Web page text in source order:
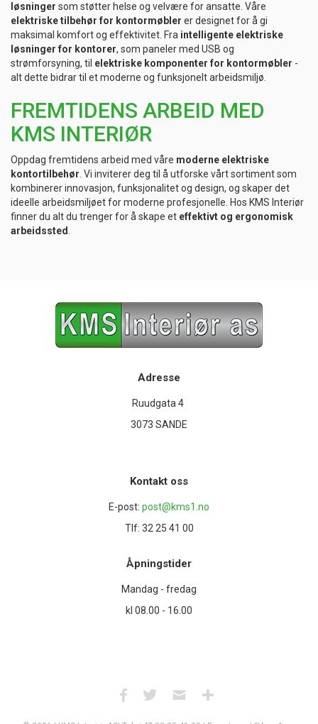
løsninger som støtter helse og velvære for ansatte. Våre
elektriske tilbehør for kontormøbler er designet for å gi
maksimal komfort og effektivitet. Fra intelligente elektriske
løsninger for kontorer, som paneler med USB og
strømforsyning, til elektriske komponenter for kontormøbler -
alt dette bidrar til et moderne og funksjonelt arbeidsmiljø.
FREMTIDENS ARBEID MED
KMS INTERIØR
Oppdag fremtidens arbeid med våre moderne elektriske
kontortilbehør. Vi inviterer deg til å utforske vårt sortiment som
kombinerer innovasjon, funksjonalitet og design, og skaper det
ideelle arbeidsmiljøet for moderne profesjonelle. Hos KMS Interiør
finner du alt du trenger for å skape et effektivt og ergonomisk
arbeidssted.
Adresse
Ruudgata 4
3073 SANDE
Kontakt oss
E-post: post@kms1.no
Tlf: 32 25 41 00
Åpningstider
Mandag - fredag
kl 08.00 - 16.00